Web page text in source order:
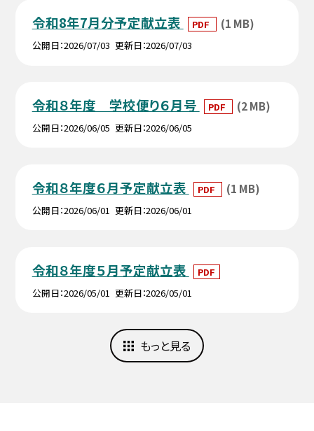
令和8年7月分予定献立表 PDF (1 MB)
公開日 2026/07/03 更新日 2026/07/03
令和８年度 学校便り６月号 PDF (2 MB)
公開日 2026/06/05 更新日 2026/06/05
令和８年度６月予定献立表 PDF (1 MB)
公開日 2026/06/01 更新日 2026/06/01
令和８年度５月予定献立表
PDF
公開日 2026/05/01 更新日 2026/05/01
もっと見る